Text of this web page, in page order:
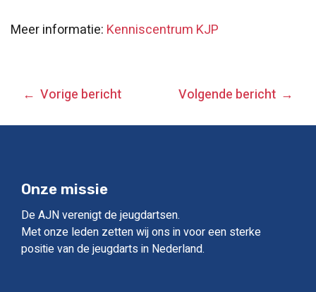
Meer informatie: Kenniscentrum KJP
BERICHT
NAVIGATIE
Vorige bericht Volgende bericht
Onze missie
De AJN verenigt de jeugdartsen.
Met onze leden zetten wij ons in voor een sterke
positie van de jeugdarts in Nederland.